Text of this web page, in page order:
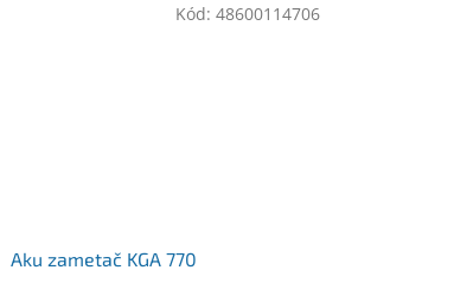
Aku zametač KGA 770
Kód: 48600114706